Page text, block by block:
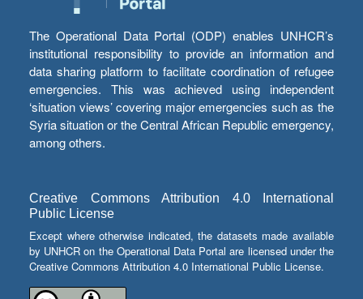
The Operational Data Portal (ODP) enables UNHCR’s
institutional responsibility to provide an information and
data sharing platform to facilitate coordination of refugee
emergencies. This was achieved using independent
‘situation views’ covering major emergencies such as the
Syria situation or the Central African Republic emergency,
among others.
Creative Commons Attribution 4.0 International
Public License
Except where otherwise indicated, the datasets made available
by UNHCR on the Operational Data Portal are licensed under the
Creative Commons Attribution 4.0 International Public License.